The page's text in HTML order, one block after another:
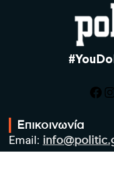
Επικοινωνία
Email:
Τηλ: